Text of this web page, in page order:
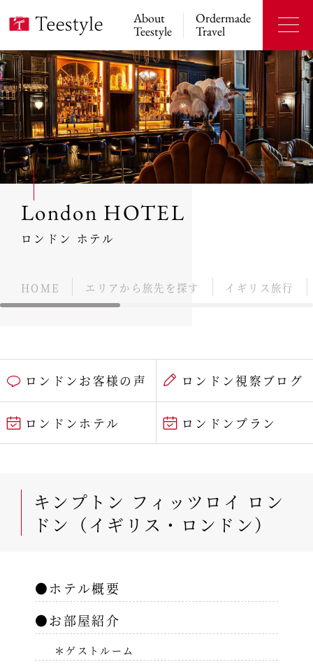
About
Teestyle
Ordermade
Travel
London HOTEL
ロンドン ホテル
HOME エリアから旅先を探す イギリス旅行
ロンドンお客様の声 ロンドン視察ブログ
ロンドンホテル ロンドンプラン
キンプトン フィッツロイ ロン
ドン（イギリス・ロンドン）
●ホテル概要
●お部屋紹介
＊ゲストルーム